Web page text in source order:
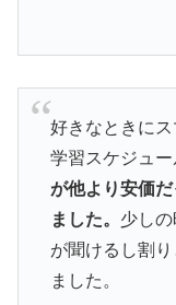
好きなときに
学習スケジュー
が他より安価
ました。 少し
が聞けるし割
ました。